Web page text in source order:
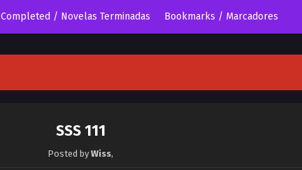
Completed / Novelas Terminadas Bookmarks / Marcadores
SSS 111
Posted by Wiss,